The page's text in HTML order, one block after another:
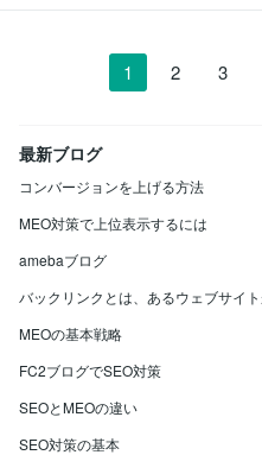
1 2 3
最新ブログ
コンバージョンを上げる方法
MEO対策で上位表示するには
amebaブログ
バックリンクとは、あるウェブサイ
MEOの基本戦略
FC2ブログでSEO対策
SEOとMEOの違い
SEO対策の基本